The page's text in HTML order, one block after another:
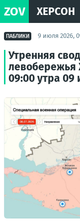
ZOV ХЕРСОН
ПАБЛИКИ 9 июля 2026,
Утренняя
левобережья
09:00 утра 09